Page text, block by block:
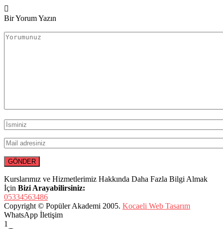
Bir Yorum Yazın
Kurslarımız ve Hizmetlerimiz Hakkında Daha Fazla Bilgi Almak
İçin Bizi Arayabilirsiniz:
05334563486
Copyright © Popüler Akademi 2005. Kocaeli Web Tasarım
WhatsApp İletişim
1